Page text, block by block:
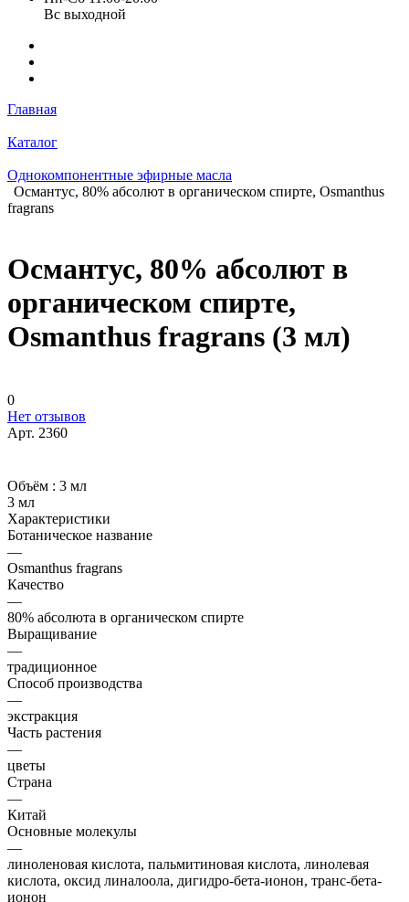
Вс выходной
Главная
Каталог
Однокомпонентные эфирные масла
Османтус, 80% абсолют в органическом спирте, Osmanthus
fragrans
Османтус, 80% абсолют в
органическом спирте,
Osmanthus fragrans (3 мл)
0
Нет отзывов
Арт. 2360
Объём : 3 мл
3 мл
Характеристики
Ботаническое название
—
Osmanthus fragrans
Качество
—
80% абсолюта в органическом спирте
Выращивание
—
традиционное
Способ производства
—
экстракция
Часть растения
—
цветы
Страна
—
Китай
Основные молекулы
—
линоленовая кислота, пальмитиновая кислота, линолевая
кислота, оксид линалоола, дигидро-бета-ионон, транс-бета-
ионон